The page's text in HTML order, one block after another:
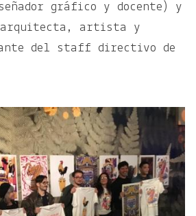
gráfico y docente) y
artista y
del staff directivo de